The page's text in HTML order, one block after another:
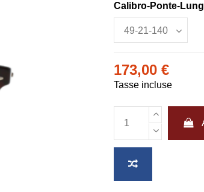
Calibro-Ponte-
173,00 €
Tasse incluse